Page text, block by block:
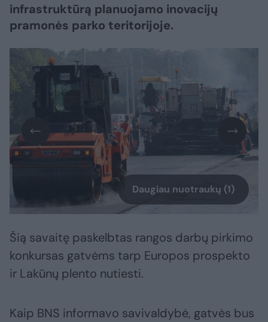
infrastruktūrą planuojamo inovacijų
pramonės parko teritorijoje.
Daugiau nuotraukų (1)
Šią savaitę paskelbtas rangos darbų pirkimo
konkursas gatvėms tarp Europos prospekto
ir Lakūnų plento nutiesti.
Kaip BNS informavo savivaldybė, gatvės bus